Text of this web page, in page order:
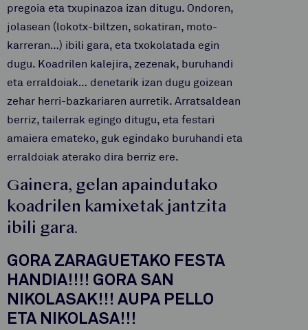
pregoia eta txupinazoa izan ditugu. Ondoren,
jolasean (lokotx-biltzen, sokatiran, moto-
karreran…) ibili gara, eta txokolatada egin
dugu. Koadrilen kalejira, zezenak, buruhandi
eta erraldoiak… denetarik izan dugu goizean
zehar herri-bazkariaren aurretik. Arratsaldean
berriz, tailerrak egingo ditugu, eta festari
amaiera emateko, guk egindako buruhandi eta
erraldoiak aterako dira berriz ere.
Gainera, gelan apaindutako
koadrilen kamixetak jantzita
ibili gara.
GORA ZARAGUETAKO FESTA
HANDIA!!!! GORA SAN
NIKOLASAK!!! AUPA PELLO
ETA NIKOLASA!!!